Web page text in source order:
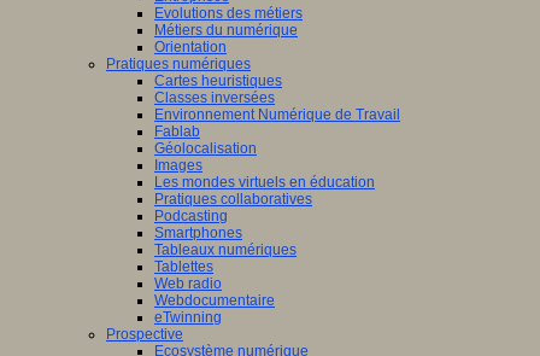
Evolutions des métiers
Métiers du numérique
Orientation
Pratiques numériques
Cartes heuristiques
Classes inversées
Environnement Numérique de Travail
Fablab
Géolocalisation
Images
Les mondes virtuels en éducation
Pratiques collaboratives
Podcasting
Smartphones
Tableaux numériques
Tablettes
Web radio
Webdocumentaire
eTwinning
Prospective
Ecosystème numérique